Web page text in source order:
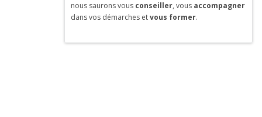
nous saurons vous conseiller, vous accompagner
dans vos démarches etvous former.